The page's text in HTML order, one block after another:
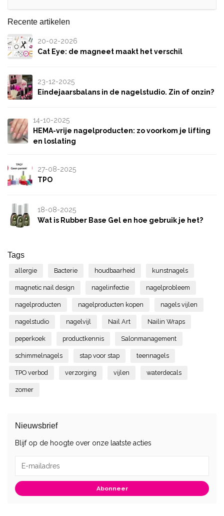
Recente artikelen
20-02-2026
Cat Eye: de magneet maakt het verschil
23-12-2025
Eindejaarsbalans in de nagelstudio. Zin of onzin?
14-10-2025
HEMA-vrije nagelproducten: zo voorkom je lifting
en loslating
27-08-2025
TPO
18-08-2025
Wat is Rubber Base Gel en hoe gebruik je het?
Tags
allergie Bacterie houdbaarheid kunstnagels
magnetic nail design nagelinfectie nagelprobleem
nagelproducten nagelproducten kopen nagels vijlen
nagelstudio nagelvijl Nail Art Nailin Wraps
peperkoek productkennis Salonmanagement
schimmelnagels stap voor stap teennagels
TPO verbod verzorging vijlen waterdecals
zomer
Nieuwsbrief
Blijf op de hoogte over onze laatste acties
Abonneer